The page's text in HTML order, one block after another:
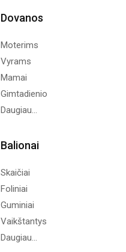
Dovanos
Moterims
Vyrams
Mamai
Gimtadienio
Daugiau...
Balionai
Skaičiai
Foliniai
Guminiai
Vaikštantys
Daugiau...